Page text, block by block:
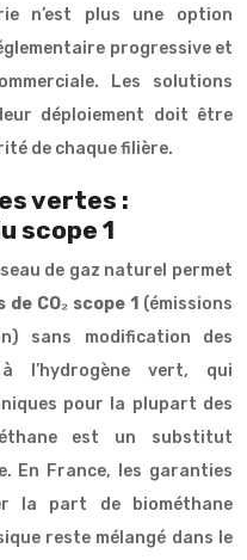
n’est plus une option
progressive et
Les solutions
déploiement doit être
de chaque filière.
vertes :
scope 1
de gaz naturel permet
CO₂ scope 1 (émissions
sans modification des
à l’hydrogène vert, qui
pour la plupart des
est un substitut
En France, les garanties
la part de biométhane
reste mélangé dans le